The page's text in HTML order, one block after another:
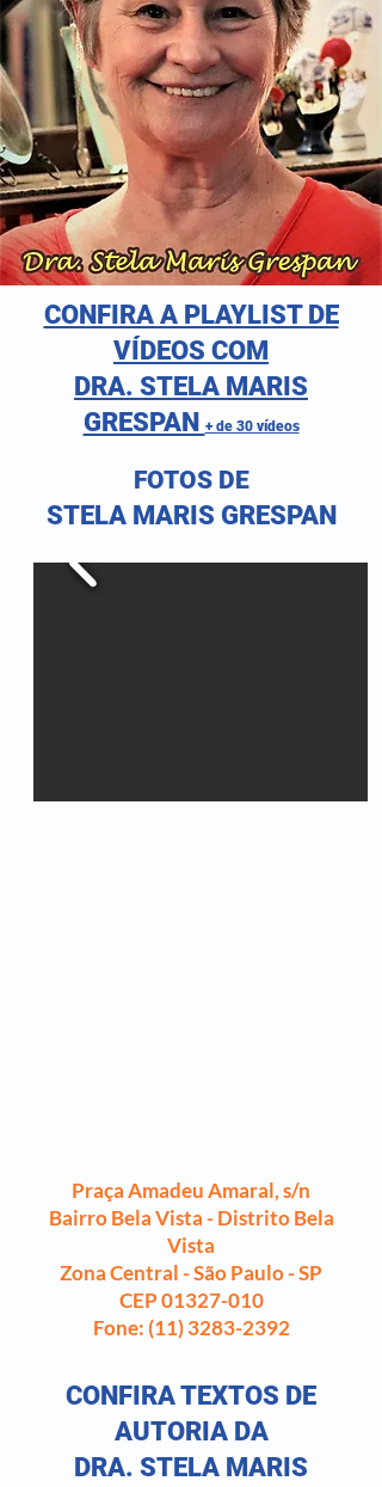
CONFIRA A PLAYLIST DE
VÍDEOS COM
DRA. STELA MARIS
GRESPAN + de 30 vídeos
FOTOS DE
STELA MARIS GRESPAN
Praça Amadeu Amaral, s/n
Bairro Bela Vista - Distrito Bela
Vista
Zona Central - São Paulo - SP
CEP 01327-010
Fone: (11) 3283-2392
CONFIRA TEXTOS DE
AUTORIA DA
DRA. STELA MARIS